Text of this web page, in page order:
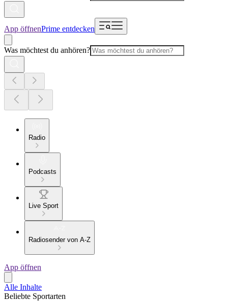
App öffnenPrime entdecken
Was möchtest du anhören?
Radio
Podcasts
Live Sport
Radiosender von A-Z
App öffnen
Alle Inhalte
Beliebte Sportarten